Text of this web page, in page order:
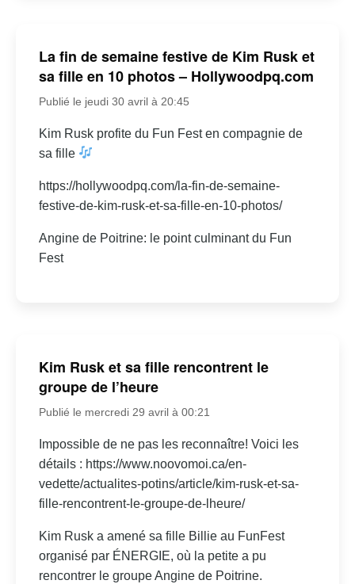
La fin de semaine festive de Kim Rusk et
sa fille en 10 photos – Hollywoodpq.com
Publié le jeudi 30 avril à 20:45
Kim Rusk profite du Fun Fest en compagnie de
sa fille
https://hollywoodpq.com/la-fin-de-semaine-
festive-de-kim-rusk-et-sa-fille-en-10-photos/
Angine de Poitrine: le point culminant du Fun
Fest
Kim Rusk et sa fille rencontrent le
groupe de l’heure
Publié le mercredi 29 avril à 00:21
Impossible de ne pas les reconnaître! Voici les
détails : https://www.noovomoi.ca/en-
vedette/actualites-potins/article/kim-rusk-et-sa-
fille-rencontrent-le-groupe-de-lheure/
Kim Rusk a amené sa fille Billie au FunFest
organisé par ÉNERGIE, où la petite a pu
rencontrer le groupe Angine de Poitrine.